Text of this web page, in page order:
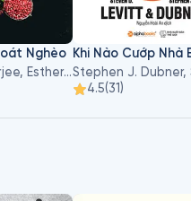
Nghèo
Abhijit V. Banerjee, Esther Duflo
Khi Nào Cướp Nhà
4.5(31)